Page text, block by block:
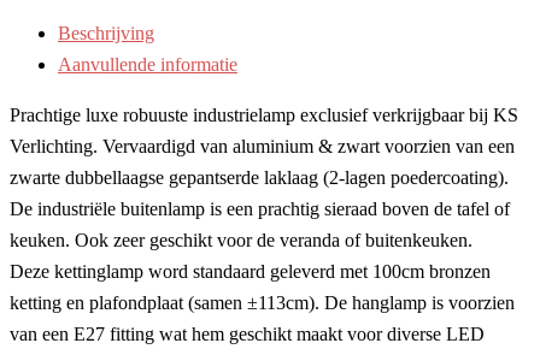
Beschrijving
Aanvullende informatie
Prachtige luxe robuuste industrielamp exclusief verkrijgbaar bij KS
Verlichting. Vervaardigd van aluminium & zwart voorzien van een
zwarte dubbellaagse gepantserde laklaag (2-lagen poedercoating).
De industriële buitenlamp is een prachtig sieraad boven de tafel of
keuken. Ook zeer geschikt voor de veranda of buitenkeuken.
Deze kettinglamp word standaard geleverd met 100cm bronzen
ketting en plafondplaat (samen ±113cm). De hanglamp is voorzien
van een E27 fitting wat hem geschikt maakt voor diverse LED